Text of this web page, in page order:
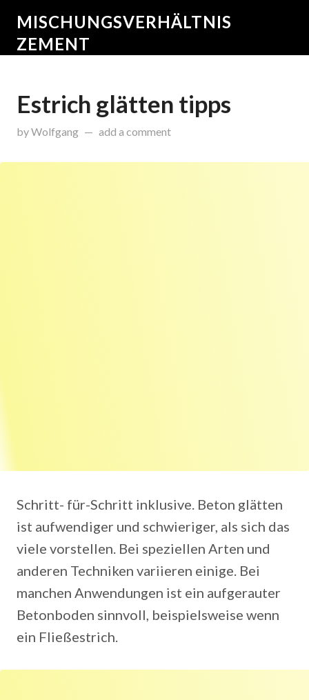
MISCHUNGSVERHÄLTNIS
ZEMENT
Estrich glätten tipps
byWolfgang onDezember 16, 2015
add a comment
Schritt- für-Schritt inklusive. Beton glätten
ist aufwendiger und schwieriger, als sich das
viele vorstellen. Bei speziellen Arten und
anderen Techniken variieren einige. Bei
manchen Anwendungen ist ein aufgerauter
Betonboden sinnvoll, beispielsweise wenn
ein Fließestrich.